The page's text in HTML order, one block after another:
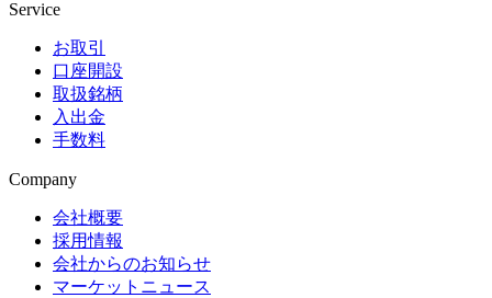
Service
お取引
口座開設
取扱銘柄
入出金
手数料
Company
会社概要
採用情報
会社からのお知らせ
マーケットニュース